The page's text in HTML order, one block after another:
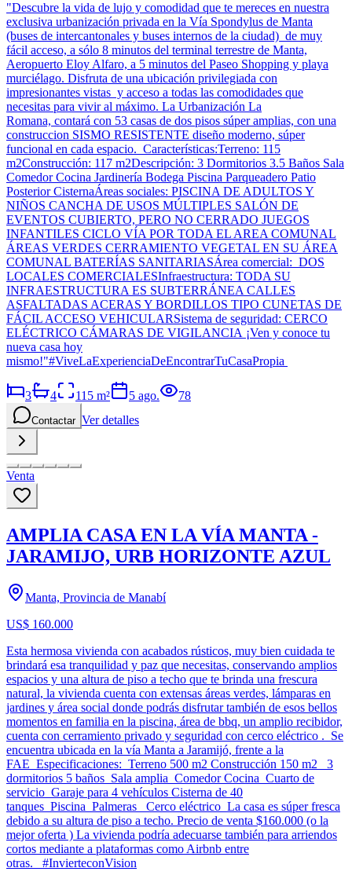
"Descubre la vida de lujo y comodidad que te mereces en nuestra
exclusiva urbanización privada en la Vía Spondylus de Manta
(buses de intercantonales y buses internos de la ciudad) de muy
fácil acceso, a sólo 8 minutos del terminal terrestre de Manta,
Aeropuerto Eloy Alfaro, a 5 minutos del Paseo Shopping y playa
murciélago. Disfruta de una ubicación privilegiada con
impresionantes vistas y acceso a todas las comodidades que
necesitas para vivir al máximo. La Urbanización La
Romana, contará con 53 casas de dos pisos súper amplias, con una
construccion SISMO RESISTENTE diseño moderno, súper
funcional en cada espacio. Características:Terreno: 115
m2Construcción: 117 m2Descripción: 3 Dormitorios 3.5 Baños Sala
Comedor Cocina Jardinería Bodega Piscina Parqueadero Patio
Posterior CisternaÁreas sociales: PISCINA DE ADULTOS Y
NIÑOS CANCHA DE USOS MÚLTIPLES SALÓN DE
EVENTOS CUBIERTO, PERO NO CERRADO JUEGOS
INFANTILES CICLO VÍA POR TODA EL AREA COMUNAL
ÁREAS VERDES CERRAMIENTO VEGETAL EN SU ÁREA
COMUNAL BATERÍAS SANITARIASÁrea comercial: DOS
LOCALES COMERCIALESInfraestructura: TODA SU
INFRAESTRUCTURA ES SUBTERRÁNEA CALLES
ASFALTADAS ACERAS Y BORDILLOS TIPO CUNETAS DE
FÁCIL ACCESO VEHICULARSistema de seguridad: CERCO
ELÉCTRICO CÁMARAS DE VIGILANCIA ¡Ven y conoce tu
nueva casa hoy
mismo!"#ViveLaExperienciaDeEncontrarTuCasaPropia
3 4 115 m² 5 ago. 78
Contactar Ver detalles
Venta
AMPLIA CASA EN LA VÍA MANTA -
JARAMIJO, URB HORIZONTE AZUL
Manta, Provincia de Manabí
US$ 160.000
Esta hermosa vivienda con acabados rústicos, muy bien cuidada te
brindará esa tranquilidad y paz que necesitas, conservando amplios
espacios y una altura de piso a techo que te brinda una frescura
natural, la vivienda cuenta con extensas áreas verdes, lámparas en
jardines y área social donde podrás disfrutar también de esos bellos
momentos en familia en la piscina, área de bbq, un amplio recibidor,
cuenta con cerramiento privado y seguridad con cerco eléctrico . Se
encuentra ubicada en la vía Manta a Jaramijó, frente a la
FAE Especificaciones: Terreno 500 m2 Construcción 150 m2 3
dormitorios 5 baños Sala amplia Comedor Cocina Cuarto de
servicio Garaje para 4 vehículos Cisterna de 40
tanques Piscina Palmeras Cerco eléctrico La casa es súper fresca
debido a su altura de piso a techo. Precio de venta $160.000 (o la
mejor oferta ) La vivienda podría adecuarse también para arriendos
cortos mediante a plataformas como Airbnb entre
otras. #InvierteconVision